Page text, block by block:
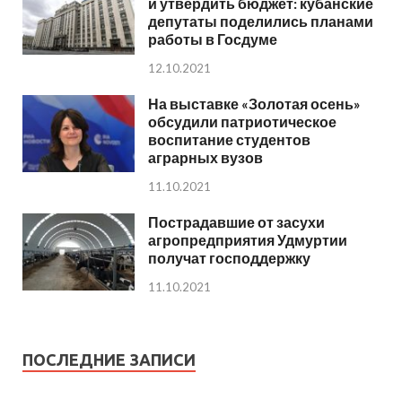
и утвердить бюджет: кубанские
депутаты поделились планами
работы в Госдуме
12.10.2021
На выставке «Золотая осень»
обсудили патриотическое
воспитание студентов
аграрных вузов
11.10.2021
Пострадавшие от засухи
агропредприятия Удмуртии
получат господдержку
11.10.2021
ПОСЛЕДНИЕ ЗАПИСИ